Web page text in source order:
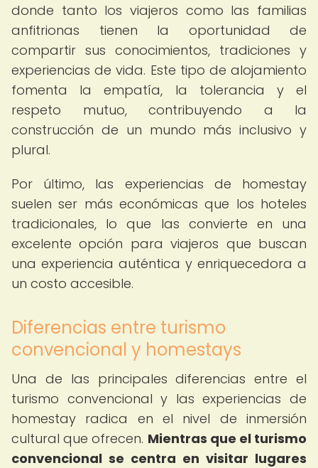
donde tanto los viajeros como las familias
anfitrionas tienen la oportunidad de
compartir sus conocimientos, tradiciones y
experiencias de vida. Este tipo de alojamiento
fomenta la empatía, la tolerancia y el
respeto mutuo, contribuyendo a la
construcción de un mundo más inclusivo y
plural.
Por último, las experiencias de homestay
suelen ser más económicas que los hoteles
tradicionales, lo que las convierte en una
excelente opción para viajeros que buscan
una experiencia auténtica y enriquecedora a
un costo accesible.
Diferencias entre turismo
convencional y homestays
Una de las principales diferencias entre el
turismo convencional y las experiencias de
homestay radica en el nivel de inmersión
cultural que ofrecen. Mientras que el turismo
convencional se centra en visitar lugares